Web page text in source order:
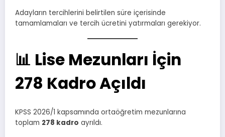
Adayların tercihlerini belirtilen süre içerisinde
tamamlamaları ve tercih ücretini yatırmaları gerekiyor.
📊 Lise Mezunları İçin
278 Kadro Açıldı
KPSS 2026/1 kapsamında ortaöğretim mezunlarına
toplam 278 kadro ayrıldı.